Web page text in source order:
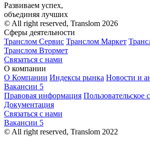
Развиваем успех,
объединяя лучших
© All right reserved, Translom 2026
Сферы деятельности
Транслом Сервис Транслом Маркет
Транслом Втормет
Связаться с нами
О компании
О Компании Индексы рынка Новости и
Вакансии 5
Правовая информация Пользовательское
Документация
Связаться с нами
Вакансии 5
© All right reserved, Translom 2022